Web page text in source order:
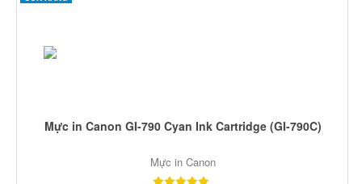
Mực in Canon GI-790 Cyan Ink Cartridge (GI-790C)
Mực in Canon